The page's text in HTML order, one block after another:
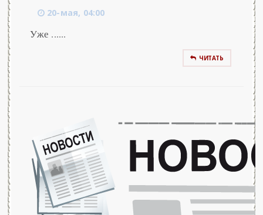
20-мая, 04:00
Уже ......
ЧИТАТЬ